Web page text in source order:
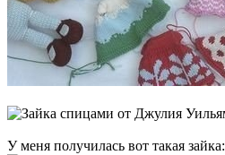
У меня получилась вот такая зайка: